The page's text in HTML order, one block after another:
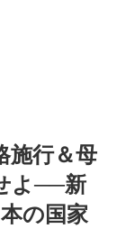
施行＆母
よ──新
の国家